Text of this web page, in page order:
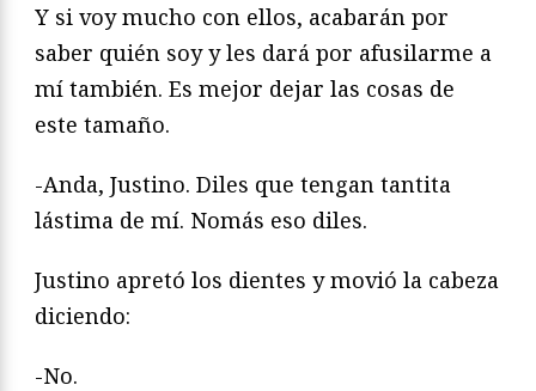
Y si voy mucho con ellos, acabarán por
saber quién soy y les dará por afusilarme a
mí también. Es mejor dejar las cosas de
este tamaño.
-Anda, Justino. Diles que tengan tantita
lástima de mí. Nomás eso diles.
Justino apretó los dientes y movió la cabeza
diciendo:
-No.